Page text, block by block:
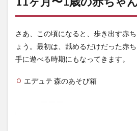
さあ、この頃になると、歩き出す赤
ょう。最初は、舐めるだけだった赤
手に遊べる時期にもなってきます。
エデュテ 森のあそび箱